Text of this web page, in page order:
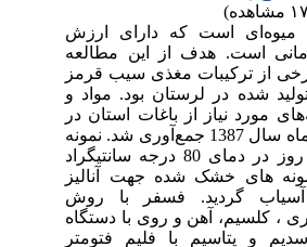
است که دارای ارزش
است. هدف از این مطالعه
از ترکیبات مغذی سیب قرمز
شده در لرستان بود. مواد و
مورد نیاز از باغات استان در
اواخر شهریورماه سال 1387 جمع‌آوری شد. نمونه
ها به مدت 2 روز در دمای 80 درجه سانتیگراد
های خشک شده جهت آنالیز
گردید. فسفر با روش
، کلسیم، آهن و روی با دستگاه
و پتاسیم با فلیم فتومتر